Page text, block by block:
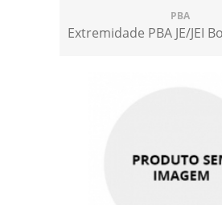
PBA
Extremidade PBA JE/JEI